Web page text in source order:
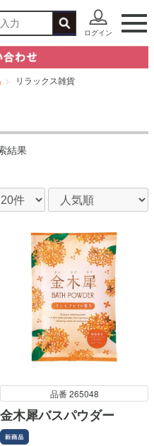
ログイン
リラックス雑貨
結果
品番 265048
金木犀バスパウダー